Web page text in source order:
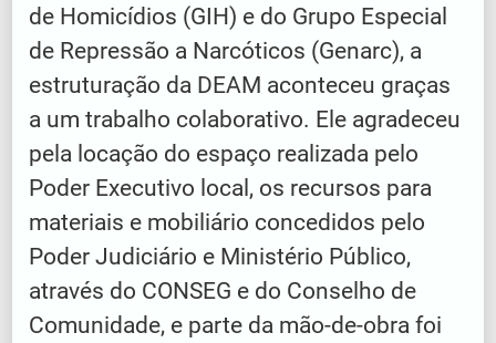
de Homicídios (GIH) e do Grupo Especial
de Repressão a Narcóticos (Genarc), a
estruturação da DEAM aconteceu graças
a um trabalho colaborativo. Ele agradeceu
pela locação do espaço realizada pelo
Poder Executivo local, os recursos para
materiais e mobiliário concedidos pelo
Poder Judiciário e Ministério Público,
através do CONSEG e do Conselho de
Comunidade, e parte da mão-de-obra foi